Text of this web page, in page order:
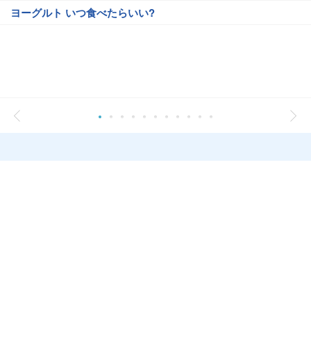
ヨーグルト いつ食べたらいい?